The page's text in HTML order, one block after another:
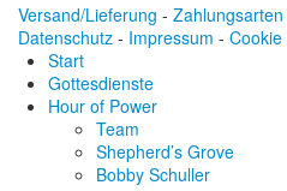
Versand/Lieferung - Zahlungsarten
Datenschutz - Impressum - Cookie
Start
Gottesdienste
Hour of Power
Team
Shepherd’s Grove
Bobby Schuller